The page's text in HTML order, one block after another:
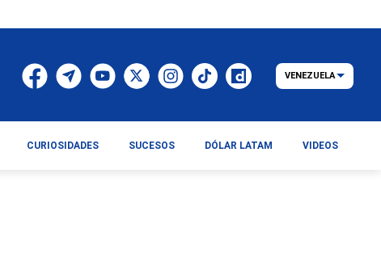
VENEZUELA
CURIOSIDADES SUCESOS DÓLAR LATAM VIDEOS